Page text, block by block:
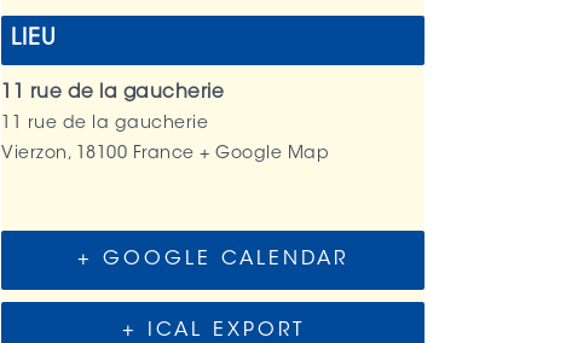
LIEU
11 rue de la gaucherie
11 rue de la gaucherie
Vierzon , 18100 France + Google Map
+ GOOGLE CALENDAR
+ ICAL EXPORT